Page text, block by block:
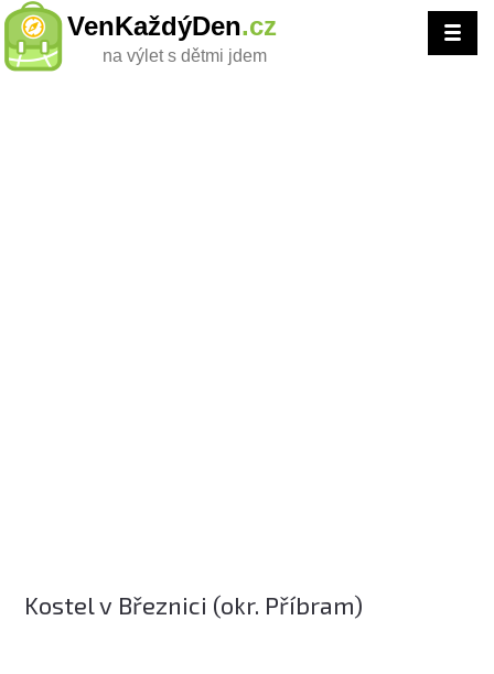
VenKaždýDen.cz
na výlet s dětmi jdem
Kostel v Březnici (okr. Příbram)